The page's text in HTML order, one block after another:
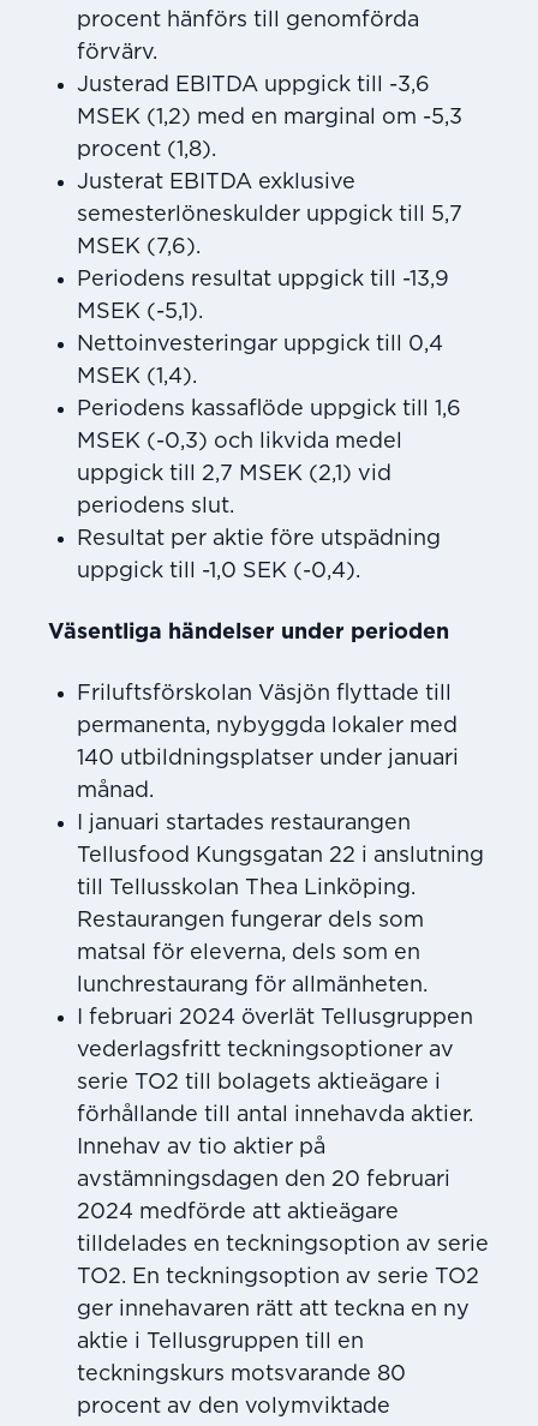
procent hänförs till genomförda
förvärv.
Justerad EBITDA uppgick till -3,6
MSEK (1,2) med en marginal om -5,3
procent (1,8).
Justerat EBITDA exklusive
semesterlöneskulder uppgick till 5,7
MSEK (7,6).
Periodens resultat uppgick till -13,9
MSEK (-5,1).
Nettoinvesteringar uppgick till 0,4
MSEK (1,4).
Periodens kassaflöde uppgick till 1,6
MSEK (-0,3) och likvida medel
uppgick till 2,7 MSEK (2,1) vid
periodens slut.
Resultat per aktie före utspädning
uppgick till -1,0 SEK (-0,4).
Väsentliga händelser under perioden
Friluftsförskolan Väsjön flyttade till
permanenta, nybyggda lokaler med
140 utbildningsplatser under januari
månad.
I januari startades restaurangen
Tellusfood Kungsgatan 22 i anslutning
till Tellusskolan Thea Linköping.
Restaurangen fungerar dels som
matsal för eleverna, dels som en
lunchrestaurang för allmänheten.
I februari 2024 överlät Tellusgruppen
vederlagsfritt teckningsoptioner av
serie TO2 till bolagets aktieägare i
förhållande till antal innehavda aktier.
Innehav av tio aktier på
avstämningsdagen den 20 februari
2024 medförde att aktieägare
tilldelades en teckningsoption av serie
TO2. En teckningsoption av serie TO2
ger innehavaren rätt att teckna en ny
aktie i Tellusgruppen till en
teckningskurs motsvarande 80
procent av den volymviktade